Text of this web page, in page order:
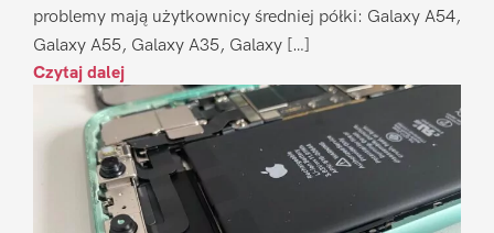
problemy mają użytkownicy średniej półki: Galaxy A54,
Galaxy A55, Galaxy A35, Galaxy […]
Czytaj dalej